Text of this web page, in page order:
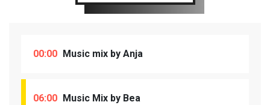
00:00 Music mix by Anja
06:00 Music Mix by Bea